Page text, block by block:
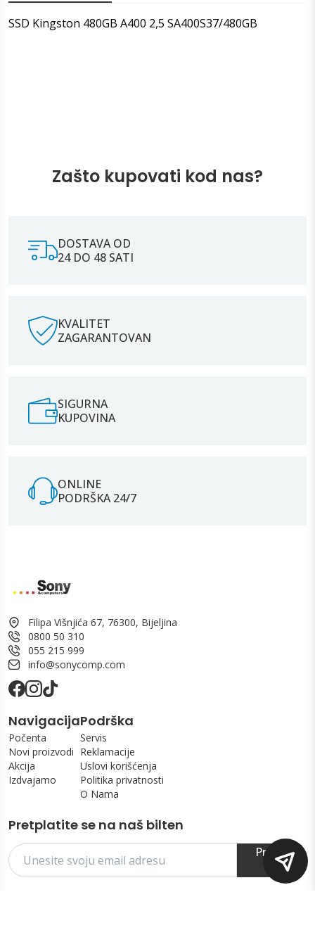
SSD Kingston 480GB A400 2,5 SA400S37/480GB
Zašto kupovati kod nas?
DOSTAVA OD
24 DO 48 SATI
KVALITET
ZAGARANTOVAN
SIGURNA
KUPOVINA
ONLINE
PODRŠKA 24/7
Filipa Višnjića 67, 76300, Bijeljina
0800 50 310
055 215 999
info@sonycomp.com
Navigacija
Počenta
Novi proizvodi
Akcija
Izdvajamo
Podrška
Servis
Reklamacije
Uslovi korišćenja
Politika privatnosti
O Nama
Pretplatite se na naš bilten
Prijavi